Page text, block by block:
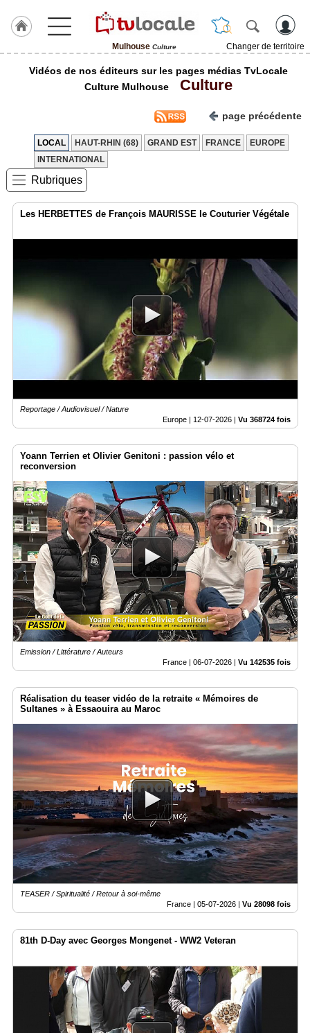
Mulhouse Culture
Changer de territoire
J'adhère
TvLocale
France
Accueil
Vidéos
annuaire
Accès
Vidéos de nos éditeurs sur les pages médias TvLocale
Culture Mulhouse
Culture
page précédente
LOCAL HAUT-RHIN (68) GRAND EST FRANCE
EUROPE
INTERNATIONAL
Rubriques
Les HERBETTES de François MAURISSE le Couturier Végétale
Reportage / Audiovisuel / Nature
Europe | 12-07-2026 Vu 368724 fois
Yoann Terrien et Olivier Genitoni : passion vélo et
reconversion
Emission / Littérature / Auteurs
France | 06-07-2026 | Vu 142535 fois
Réalisation du teaser vidéo de la retraite « Mémoires de
Sultanes » à Essaouira au Maroc
TEASER / Spiritualité / Retour à soi-même
France | 05-07-2026 | Vu 28098 fois
81th D-Day avec Georges Mongenet - WW2 Veteran